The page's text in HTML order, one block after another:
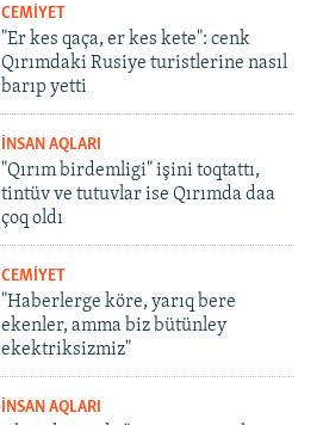
CEMİYET
"Er kes qaça, er kes kete": cenk
Qırımdaki Rusiye turistlerine nasıl
barıp yetti
İNSAN AQLARI
"Qırım birdemligi" işini toqtattı,
tintüv ve tutuvlar ise Qırımda daa
çoq oldı
CEMİYET
"Haberlerge köre, yarıq bere
ekenler, amma biz bütünley
ekektriksizmiz"
İNSAN AQLARI